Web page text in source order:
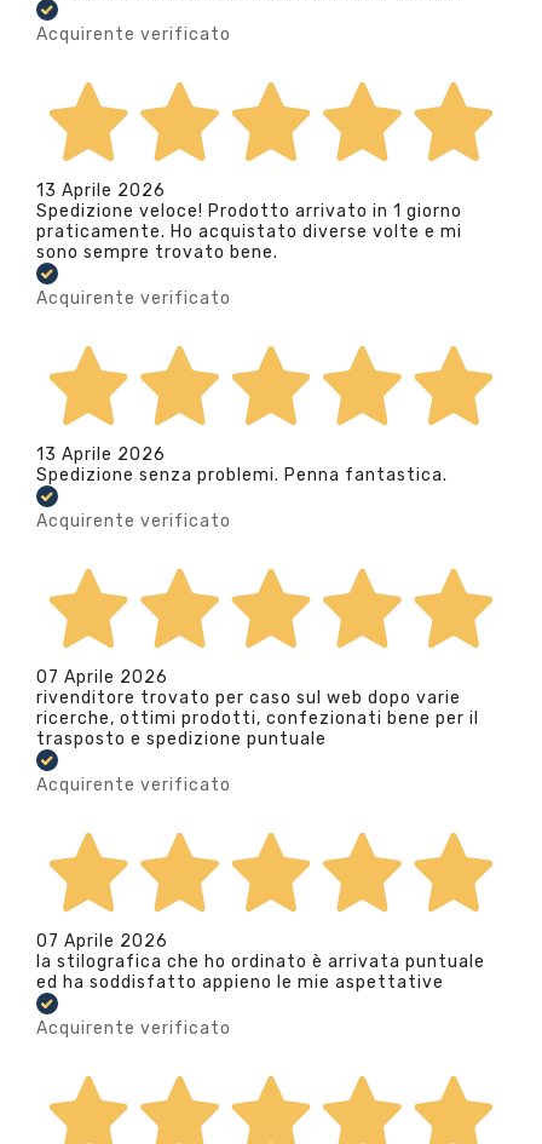
Acquirente verificato
13 Aprile 2026
Spedizione veloce! Prodotto arrivato in 1 giorno
praticamente. Ho acquistato diverse volte e mi
sono sempre trovato bene.
Acquirente verificato
13 Aprile 2026
Spedizione senza problemi. Penna fantastica.
Acquirente verificato
07 Aprile 2026
rivenditore trovato per caso sul web dopo varie
ricerche, ottimi prodotti, confezionati bene per il
trasposto e spedizione puntuale
Acquirente verificato
07 Aprile 2026
la stilografica che ho ordinato è arrivata puntuale
ed ha soddisfatto appieno le mie aspettative
Acquirente verificato